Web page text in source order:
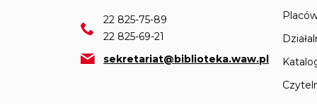
22 825-75-89
22 825-69-21
sekretariat@biblioteka.waw.pl